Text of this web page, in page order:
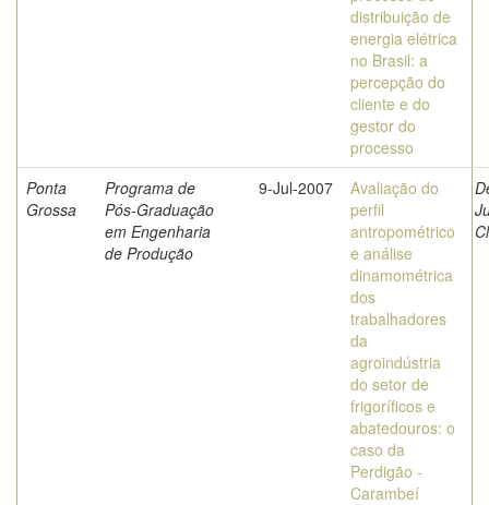
distribuição de
energia elétrica
no Brasil: a
percepção do
cliente e do
gestor do
processo
Ponta
Grossa
Programa de
Pós-Graduação
em Engenharia
de Produção
9-Jul-2007
Avaliação do
perfil
antropométrico
e análise
dinamométrica
dos
trabalhadores
da
agroindústria
do setor de
frigoríficos e
abatedouros: o
caso da
Perdigão -
Carambeí